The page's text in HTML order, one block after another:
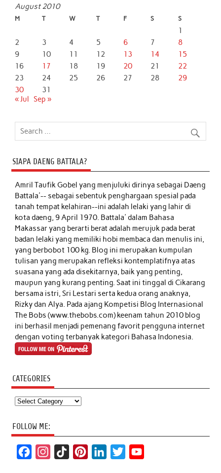
August 2010
M T W T F S S
1
2
3 4 5 6 7
8
9
10 11 12 13 14
15
16
17 18 19 20 21
22
23
24 25 26 27 28
29
30
31
« Jul Sep »
SIAPA DAENG BATTALA?
Amril Taufik Gobelyang menjuluki dirinya sebagai Daeng
Battala'-- sebagai sebentuk penghargaan spesial pada
tanah tempat kelahiran--ini adalah lelaki yang lahir di
kota daeng, 9 April 1970. Battala' dalam Bahasa
Makassar yang berarti berat adalah merujuk pada berat
badan lelaki yang memiliki hobi membaca dan menulis ini,
yang berbobot 100 kg. Blog ini merupakan kumpulan
tulisan yang merupakan refleksi kontemplatifnya atas
suasana yang ada disekitarnya, baik yang penting,
maupun yang kurang penting. Saat ini tinggal di Cikarang
bersama istri, Sri Lestari serta kedua orang anaknya,
Rizky dan Alya. Pada ajang Kompetisi Blog Internasional
The Bobs (www.thebobs.com) keenam tahun 2010 blog
ini berhasil menjadi pemenang favorit pengguna internet
dengan voting terbanyak kategori Bahasa Indonesia.
CATEGORIES
Categories
FOLLOW ME: